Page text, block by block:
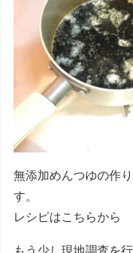
無添加めんつゆの作
す。
レシピはこちらから
もう少し現地調査を